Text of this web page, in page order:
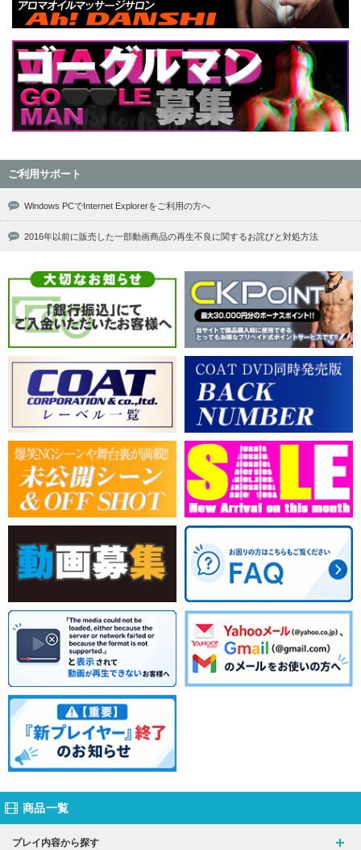
ご利用サポート
Windows PCでInternet Explorerをご利用の方へ
2016年以前に販売した一部動画商品の再生不良に関するお詫びと対処方法
商品一覧
プレイ内容から探す